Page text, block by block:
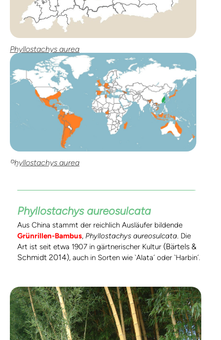
Phyllostachys aurea
Phyllostachys aurea
Phyllostachys aureosulcata
Aus China stammt der reichlich Ausläufer bildende
Grünrillen-Bambus, Phyllostachys aureosulcata . Die
Art ist seit etwa 1907 in gärtnerischer Kultur (Bärtels &
Schmidt 2014), auch in Sorten wie `Alata´ oder `Harbin´.